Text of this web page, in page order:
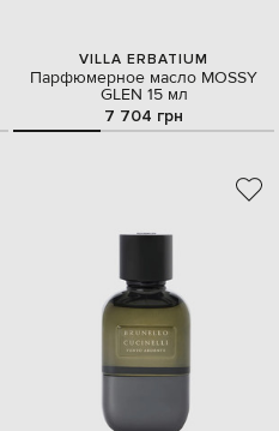
VILLA ERBATIUM
Парфюмерное масло MOSSY
GLEN 15 мл
7 704 грн